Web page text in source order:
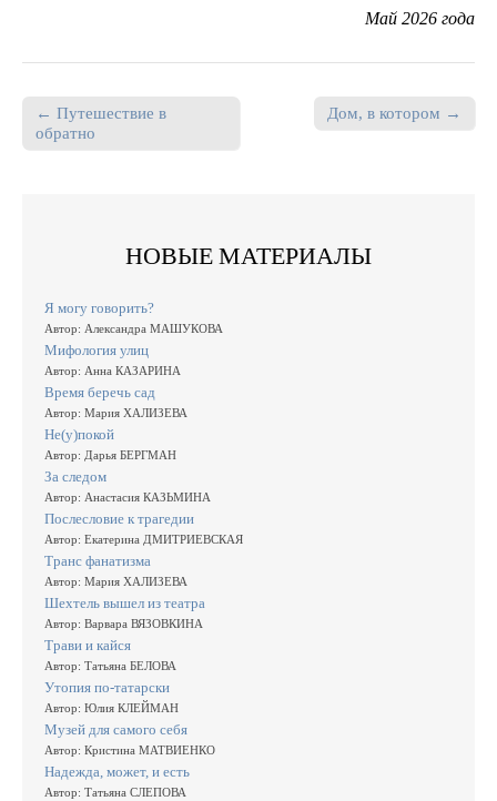
Май 2026 года
Post navigation
← Путешествие в
обратно
Дом, в котором →
НОВЫЕ МАТЕРИАЛЫ
Я могу говорить?
Автор: Александра МАШУКОВА
Мифология улиц
Автор: Анна КАЗАРИНА
Время беречь сад
Автор: Мария ХАЛИЗЕВА
Не(у)покой
Автор: Дарья БЕРГМАН
За следом
Автор: Анастасия КАЗЬМИНА
Послесловие к трагедии
Автор: Екатерина ДМИТРИЕВСКАЯ
Транс фанатизма
Автор: Мария ХАЛИЗЕВА
Шехтель вышел из театра
Автор: Варвара ВЯЗОВКИНА
Трави и кайся
Автор: Татьяна БЕЛОВА
Утопия по-татарски
Автор: Юлия КЛЕЙМАН
Музей для самого себя
Автор: Кристина МАТВИЕНКО
Надежда, может, и есть
Автор: Татьяна СЛЕПОВА